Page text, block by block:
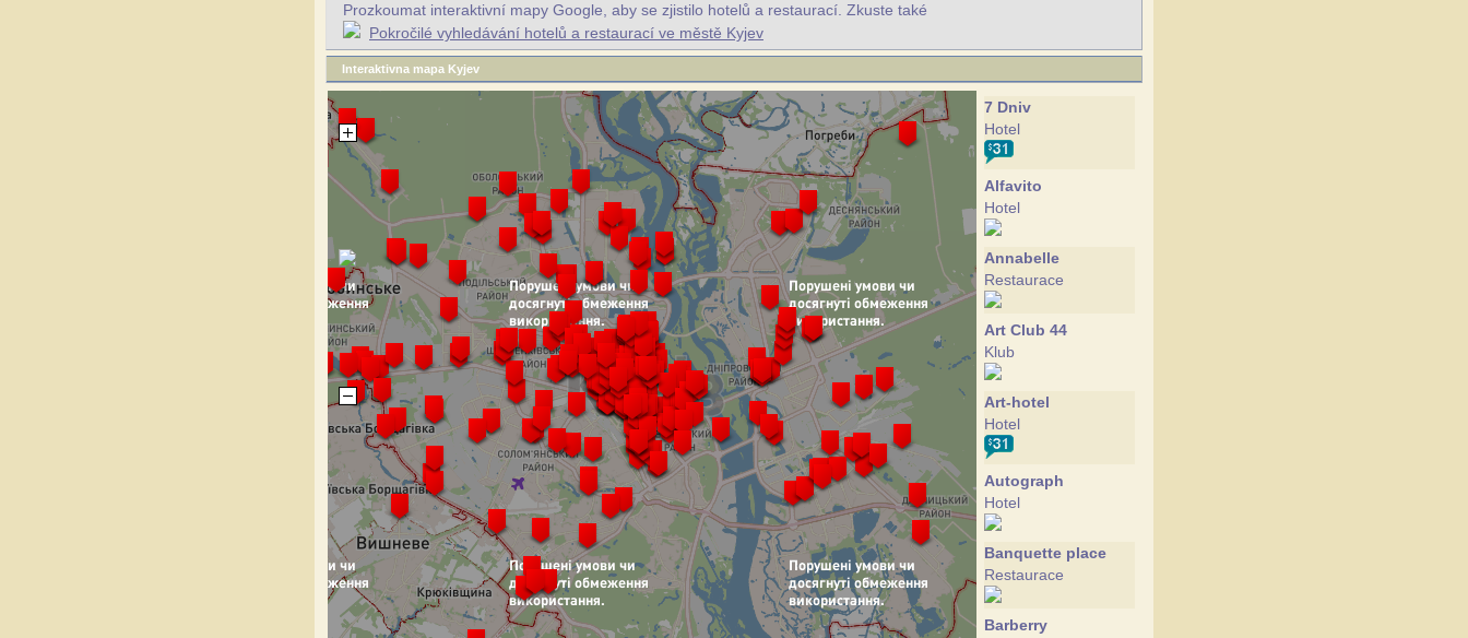
Prozkoumat interaktivní mapy Google, aby se zjistilo hotelů a restaurací. Zkuste také
Pokročilé vyhledávání hotelů a restaurací ve městě Kyjev
Interaktivna mapa Kyjev
7 Dniv
Hotel
Alfavito
Hotel
Annabelle
Restaurace
Art Club 44
Klub
Art-hotel
Hotel
Autograph
Hotel
Banquette place
Restaurace
Barberry